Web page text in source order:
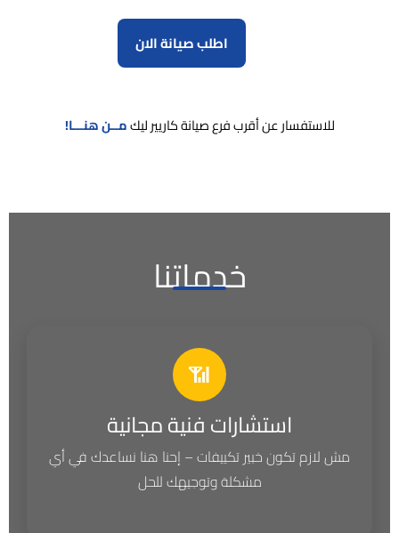
اطلب صيانة الان
للاستفسار عن أقرب فرع صيانة كاريير ليكمــن هنـــا!
خدماتنا
📶
استشارات فنية مجانية
مش لازم تكون خبير تكييفات – إحنا هنا نساعدك في أي
مشكلة وتوجيهك للحل